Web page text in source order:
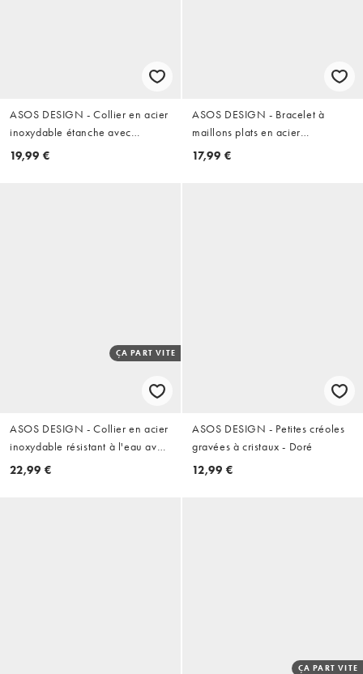
ASOS DESIGN - Collier en acier
inoxydable étanche avec
pendentif étoile abstraite -
19,99 €
ASOS DESIGN - Bracelet à
maillons plats en acier
inoxydable imperméable -
17,99 €
ÇA PART VITE
ASOS DESIGN - Collier en acier
inoxydable résistant à l'eau avec
deux pendentifs - Doré
22,99 €
ASOS DESIGN - Petites créoles
gravées à cristaux - Doré
12,99 €
ÇA PART VITE